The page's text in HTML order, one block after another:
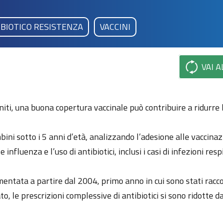
RESISTENZA VACCINI
VAI
una buona copertura vaccinale può contribuire a ridurre
sotto i 5 anni d’età, analizzando l’adesione alle
e l’uso di antibiotici, inclusi i casi di infezioni
a partire dal 2004, primo anno in cui sono stati
le prescrizioni complessive di antibiotici si sono ridotte